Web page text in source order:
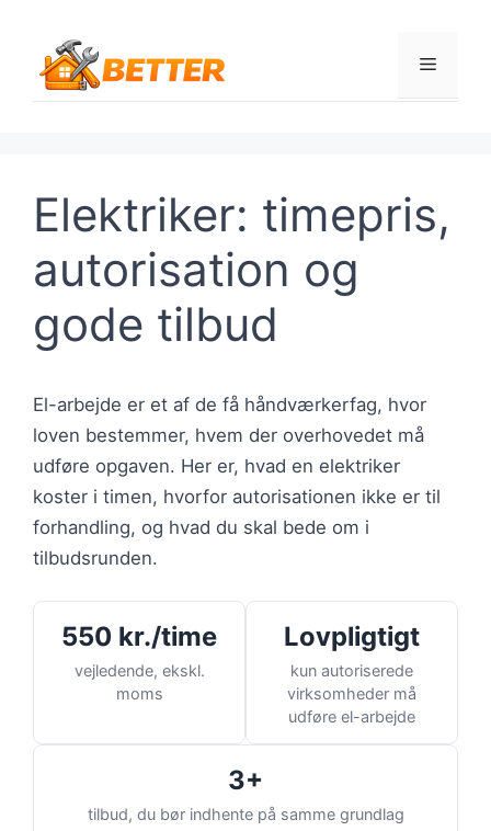
indhold
Menu
Elektriker: timepris,
autorisation og
gode tilbud
El-arbejde er et af de få håndværkerfag, hvor
loven bestemmer, hvem der overhovedet må
udføre opgaven. Her er, hvad en elektriker
koster i timen, hvorfor autorisationen ikke er til
forhandling, og hvad du skal bede om i
tilbudsrunden.
550 kr./time
vejledende, ekskl.
moms
Lovpligtigt
kun autoriserede
virksomheder må
udføre el-arbejde
3+
tilbud, du bør indhente på samme grundlag